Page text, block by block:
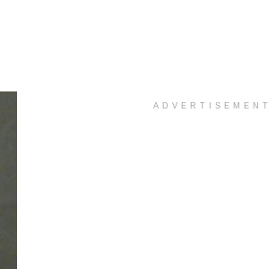
ADVERTISEMENT